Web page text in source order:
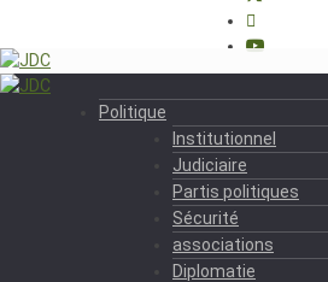
Politique
Institutionnel
Judiciaire
Partis politiques
Sécurité
associations
Diplomatie